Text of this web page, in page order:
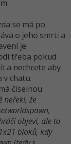
se má po
o jeho smrti a
je
třeba pokud
a nechcete aby
v chatu.
číselnou
neřekl, že
objeví, ale to
bloků, kdy